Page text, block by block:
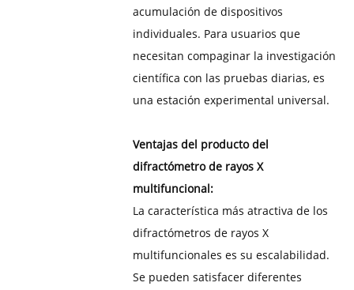
acumulación de dispositivos
individuales. Para usuarios que
necesitan compaginar la investigación
científica con las pruebas diarias, es
una estación experimental universal.
Ventajas del producto del
difractómetro de rayos X
multifuncional:
La característica más atractiva de los
difractómetros de rayos X
multifuncionales es su escalabilidad.
Se pueden satisfacer diferentes